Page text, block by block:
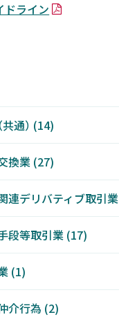
ドライン
通） (14)
換業 (27)
連デリバティブ取引業
段等取引業 (17)
(1)
介行為 (2)